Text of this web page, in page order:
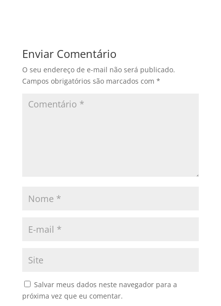
Enviar Comentário
O seu endereço de e-mail não será publicado.
Campos obrigatórios são marcados com *
Salvar meus dados neste navegador para a
próxima vez que eu comentar.